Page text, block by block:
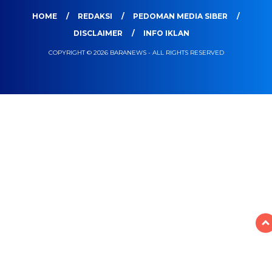
HOME REDAKSI
PEDOMAN MEDIA SIBER
DISCLAIMER
INFO IKLAN
COPYRIGHT © 2026 BARANEWS - ALL RIGHTS RESERVED